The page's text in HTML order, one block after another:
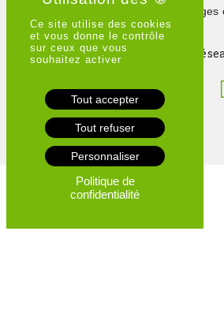
clôtures, portails,
professionnels
Suivez-nous sur les
Ce site utilise des cookies
et vous donne le contrôle
sur ceux que vous
souhaitez activer
Tout accepter
Tout refuser
Personnaliser
Politique de
confidentialité